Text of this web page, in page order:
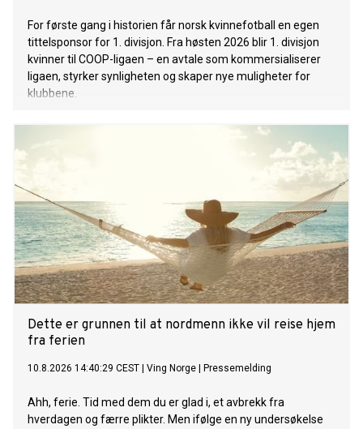
For første gang i historien får norsk kvinnefotball en egen
tittelsponsor for 1. divisjon. Fra høsten 2026 blir 1. divisjon
kvinner til COOP-ligaen – en avtale som kommersialiserer
ligaen, styrker synligheten og skaper nye muligheter for
klubbene.
Dette er grunnen til at nordmenn ikke vil reise hjem
fra ferien
10.8.2026 14:40:29 CEST Ving Norge Pressemelding
Ahh, ferie. Tid med dem du er glad i, et avbrekk fra
hverdagen og færre plikter. Men ifølge en ny undersøkelse